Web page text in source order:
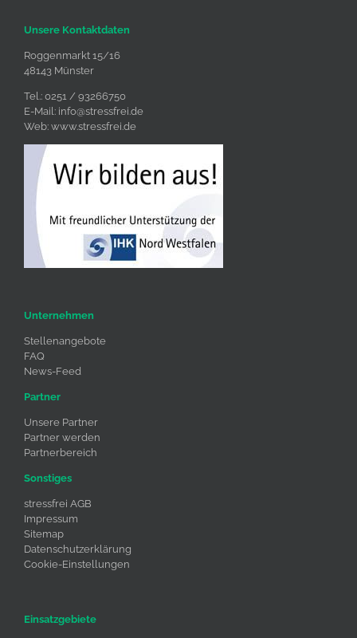
Unsere Kontaktdaten
Roggenmarkt 15/16
48143 Münster
Tel.: 0251 / 93266750
E-Mail: info@stressfrei.de
Web: www.stressfrei.de
Unternehmen
Stellenangebote
FAQ
News-Feed
Partner
Unsere Partner
Partner werden
Partnerbereich
Sonstiges
stressfrei AGB
Impressum
Sitemap
Datenschutzerklärung
Cookie-Einstellungen
Einsatzgebiete